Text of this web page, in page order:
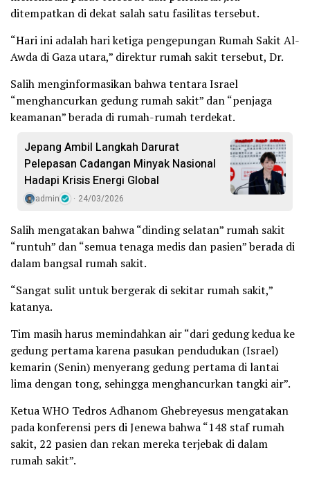
ditempatkan di dekat salah satu fasilitas tersebut.
“Hari ini adalah hari ketiga pengepungan Rumah Sakit Al-
Awda di Gaza utara,” direktur rumah sakit tersebut, Dr.
Salih menginformasikan bahwa tentara Israel
“menghancurkan gedung rumah sakit” dan “penjaga
keamanan” berada di rumah-rumah terdekat.
Jepang Ambil Langkah Darurat
Pelepasan Cadangan Minyak Nasional
Hadapi Krisis Energi Global
admin 24/03/2026
Salih mengatakan bahwa “dinding selatan” rumah sakit
“runtuh” dan “semua tenaga medis dan pasien” berada di
dalam bangsal rumah sakit.
“Sangat sulit untuk bergerak di sekitar rumah sakit,”
katanya.
Tim masih harus memindahkan air “dari gedung kedua ke
gedung pertama karena pasukan pendudukan (Israel)
kemarin (Senin) menyerang gedung pertama di lantai
lima dengan tong, sehingga menghancurkan tangki air”.
Ketua WHO Tedros Adhanom Ghebreyesus mengatakan
pada konferensi pers di Jenewa bahwa “148 staf rumah
sakit, 22 pasien dan rekan mereka terjebak di dalam
rumah sakit”.